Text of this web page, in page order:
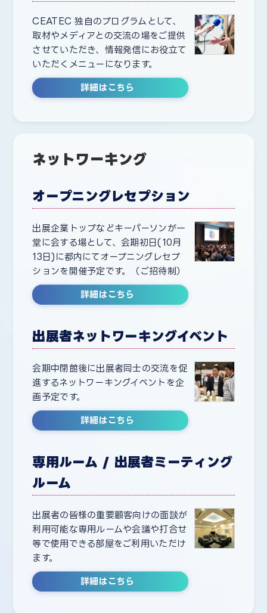
CEATEC 独自のプログラムとして、
取材やメディアとの交流の場をご提供
させていただき、情報発信にお役立て
いただくメニューになります。
詳細はこちら
ネットワーキング
オープニングレセプション
出展企業トップなどキーパーソンが一
堂に会する場として、会期初日(10月
13日)に都内にてオープニングレセプ
ションを開催予定です。（ご招待制）
詳細はこちら
出展者ネットワーキングイベント
会期中閉館後に出展者同士の交流を促
進するネットワーキングイベントを企
画予定です。
詳細はこちら
専用ルーム / 出展者ミーティング
ルーム
出展者の皆様の重要顧客向けの面談が
利用可能な専用ルームや会議や打合せ
等で使用できる部屋をご利用いただけ
ます。
詳細はこちら